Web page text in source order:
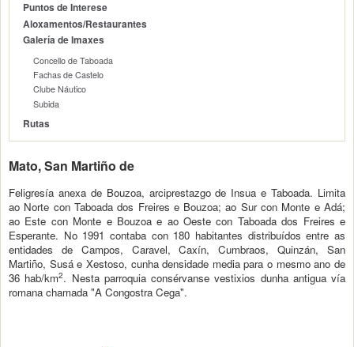
Puntos de Interese
Aloxamentos/Restaurantes
Galería de Imaxes
Concello de Taboada
Fachas de Castelo
Clube Náutico
Subida
Rutas
Mato, San Martiño de
Feligresía anexa de Bouzoa, arciprestazgo de Insua e Taboada. Limita
ao Norte con Taboada dos Freires e Bouzoa; ao Sur con Monte e Adá;
ao Este con Monte e Bouzoa e ao Oeste con Taboada dos Freires e
Esperante. No 1991 contaba con 180 habitantes distribuídos entre as
entidades de Campos, Caravel, Caxín, Cumbraos, Quinzán, San
Martiño, Susá e Xestoso, cunha densidade media para o mesmo ano de
36 hab/km2. Nesta parroquia consérvanse vestixios dunha antigua vía
romana chamada "A Congostra Cega".